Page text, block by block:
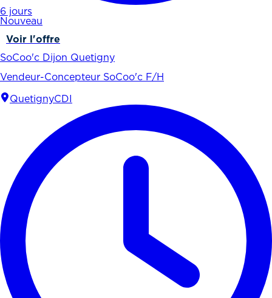
6 jours
Nouveau
Voir l'offre
SoCoo'c Dijon Quetigny
Vendeur-Concepteur SoCoo'c F/H
QuetignyCDI